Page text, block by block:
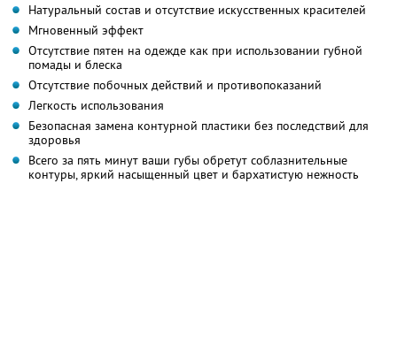
Натуральный состав и отсутствие искусственных красителей
Мгновенный эффект
Отсутствие пятен на одежде как при использовании губной
помады и блеска
Отсутствие побочных действий и противопоказаний
Легкость использования
Безопасная замена контурной пластики без последствий для
здоровья
Всего за пять минут ваши губы обретут соблазнительные
контуры, яркий насыщенный цвет и бархатистую нежность